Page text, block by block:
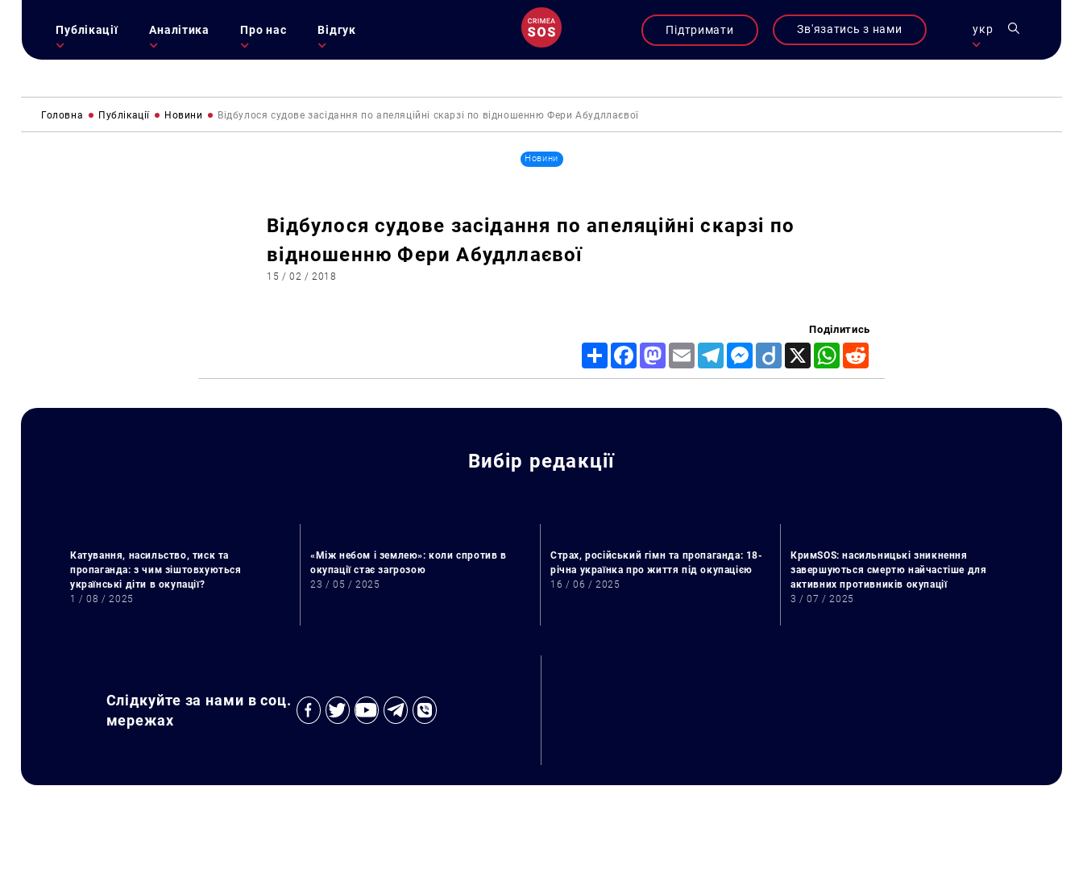
Публікації Аналітика Про нас Відгук Підтримати Зв'язатись з нами укр
Головна Публікації Новини Відбулося судове засідання по апеляційні скарзі по відношенню Фери Абудллаєвої
Новини
Відбулося судове засідання по апеляційні скарзі по
відношенню Фери Абудллаєвої
15 / 02 / 2018
Поділитись
Share FacebookMastodon
Email TelegramMessenger
Diigo X WhatsApp
Вибір редакції
Катування, насильство, тиск та
пропаганда: з чим зіштовхуються
українські діти в окупації?
1 / 08 / 2025
«Між небом і землею»: коли спротив в
окупації стає загрозою
23 / 05 / 2025
Страх, російський гімн та пропаганда: 18-
річна українка про життя під окупацією
16 / 06 / 2025
КримSOS: насильницькі зникнення
завершуються смертю найчастіше для
активних противників окупації
3 / 07 / 2025
Слідкуйте за нами в соц.
мережах